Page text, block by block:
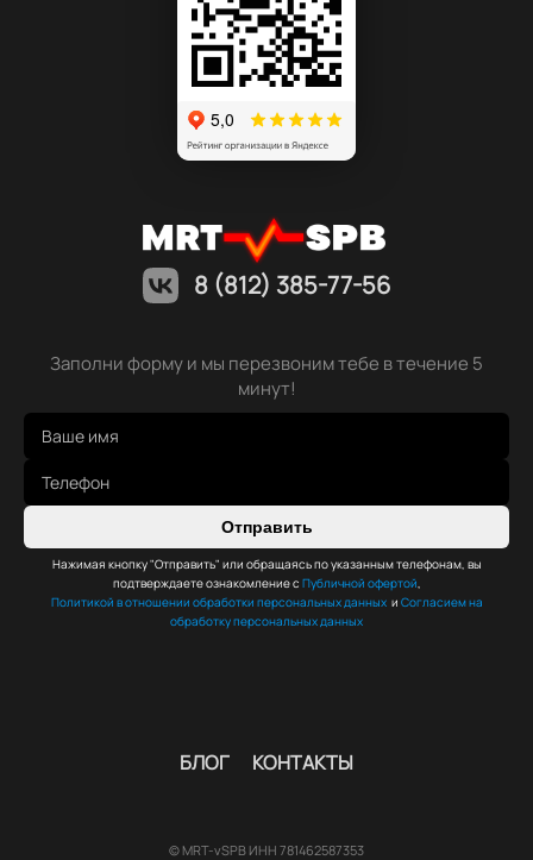
8 (812) 385-77-56
Заполни форму и мы перезвоним тебе в течение 5
минут!
Отправить
Нажимая кнопку "Отправить" или обращаясь по указанным телефонам, вы
подтверждаете ознакомление с Публичной офертой
Политикой в отношении обработки персональных данных и Согласием на
обработку персональных данных
БЛОГ КОНТАКТЫ
© MRT-vSPB ИНН 781462587353